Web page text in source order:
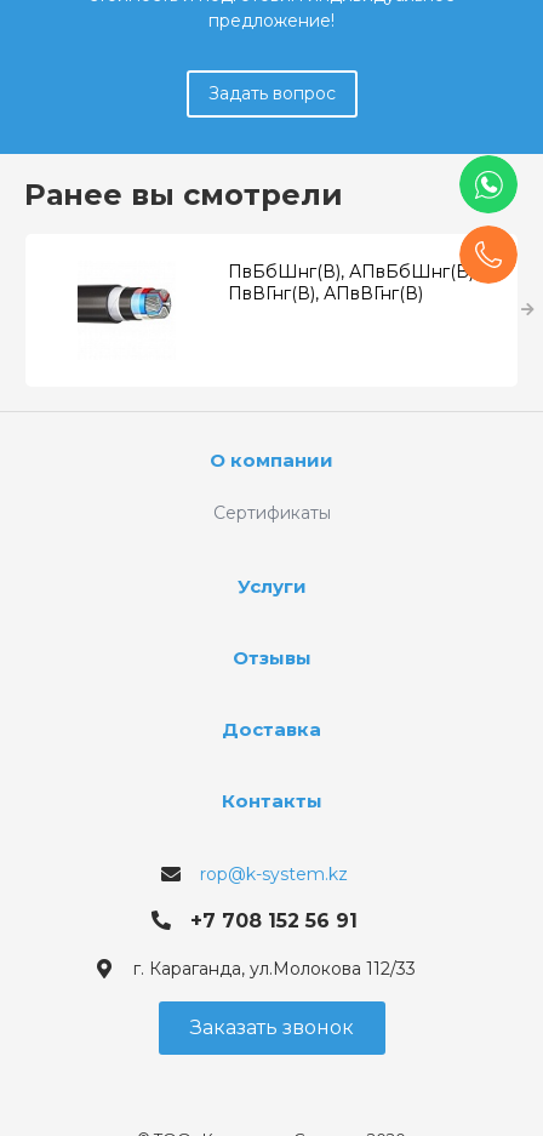
предложение!
Задать вопрос
Ранее вы смотрели
ПвБбШнг(В), АПвБбШнг(В),
ПвВГнг(В), АПвВГнг(В)
О компании
Сертификаты
Услуги
Отзывы
Доставка
Контакты
rop@k-system.kz
+7 708 152 56 91
г. Караганда, ул.Молокова 112/33
Заказать звонок